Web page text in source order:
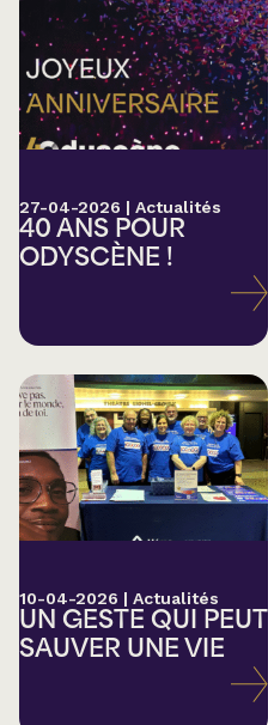
27-04-2026 | Actualités
40 ANS POUR
ODYSCÈNE !
10-04-2026 | Actualités
UN GESTE QUI PEUT
SAUVER UNE VIE